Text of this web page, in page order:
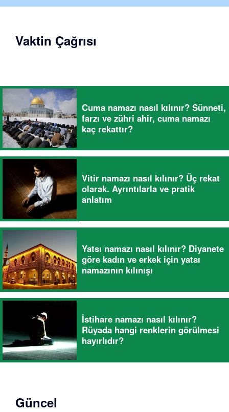
Vaktin Çağrısı
Cuma namazı nasıl kılınır? Sünneti,
farzı ve zühri ahir, cuma namazı
kaç rekattır?
Vitir namazı nasıl kılınır? Üç rekat
olarak. Ayrıntılarla ve pratik
anlatım
Yatsı namazı nasıl kılınır? Diyanete
göre kadın ve erkek için yatsı
namazının kılınışı
İstihare namazı nasıl kılınır?
Rüyada hangi renklerin görülmesi
hayırlıdır?
Güncel